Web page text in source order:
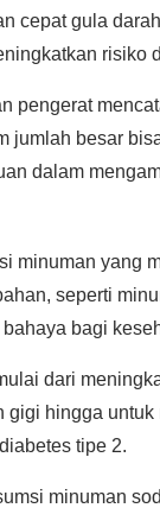
cepat gula
risiko
pengerat
jumlah besar
dalam
minuman yang
seperti
bagi
dari
gigi hingga untuk
tipe 2.
minuman